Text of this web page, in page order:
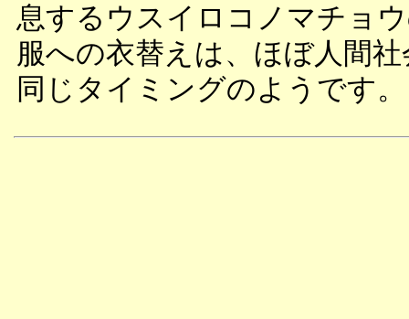
息するウスイロコノマチョ
服への衣替えは、ほぼ人間社
同じタイミングのようです。